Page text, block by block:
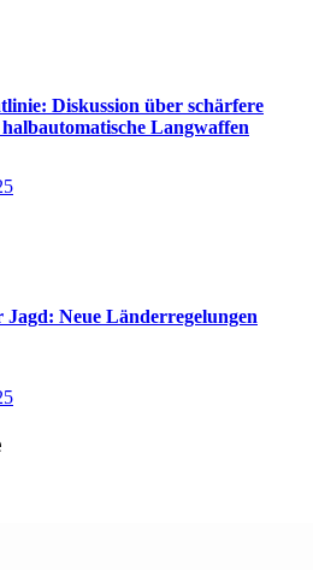
Diskussion über schärfere
Langwaffen
Neue Länderregelungen